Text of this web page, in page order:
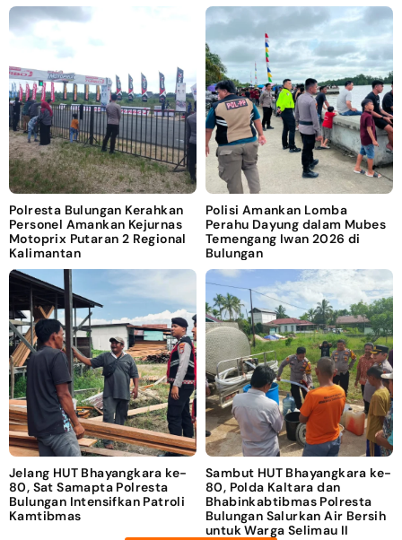
Polresta Bulungan Kerahkan
Personel Amankan Kejurnas
Motoprix Putaran 2 Regional
Kalimantan
Polisi Amankan Lomba
Perahu Dayung dalam Mubes
Temengang Iwan 2026 di
Bulungan
Jelang HUT Bhayangkara ke-
80, Sat Samapta Polresta
Bulungan Intensifkan Patroli
Kamtibmas
Sambut HUT Bhayangkara ke-
80, Polda Kaltara dan
Bhabinkabtibmas Polresta
Bulungan Salurkan Air Bersih
untuk Warga Selimau II